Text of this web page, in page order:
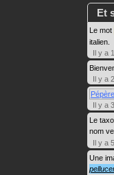
Et
Le mot
italien.
Il y a
Il y a
Pépère
Il y a
Le
nom
Il y a
Une